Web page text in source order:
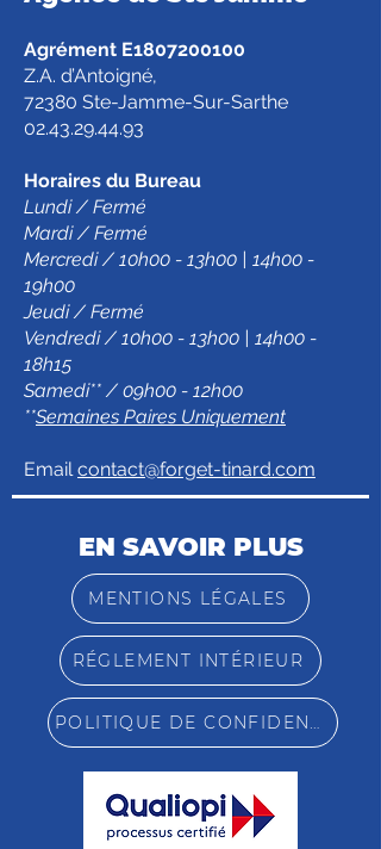
Agrément E1807200100
Z.A. d’Antoigné,
72380 Ste-Jamme-Sur-Sarthe
02.43.29.44.93
Horaires du Bureau
Lundi / Fermé
Mardi / Fermé
Mercredi / 10h00 - 13h00 | 14h00 -
19h00
Jeudi / Fermé
Vendredi / 10h00 - 13h00 | 14h00 -
18h15
Samedi** / 09h00 - 12h00
**Semaines Paires Uniquement
Emailcontact@forget-tinard.com
EN SAVOIR PLUS
MENTIONS LÉGALES
RÉGLEMENT INTÉRIEUR
POLITIQUE DE CONFIDENTIALITÉ